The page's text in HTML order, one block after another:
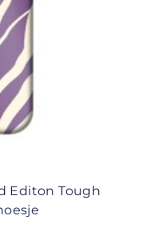
Editon Tough